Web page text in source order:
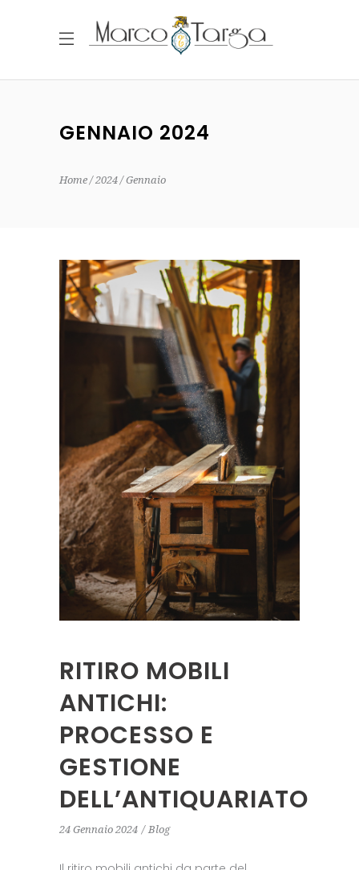
GENNAIO 2024
Home 2024 Gennaio
RITIRO MOBILI
ANTICHI:
PROCESSO E
GESTIONE
DELL’ANTIQUARIATO
24 Gennaio 2024 Blog